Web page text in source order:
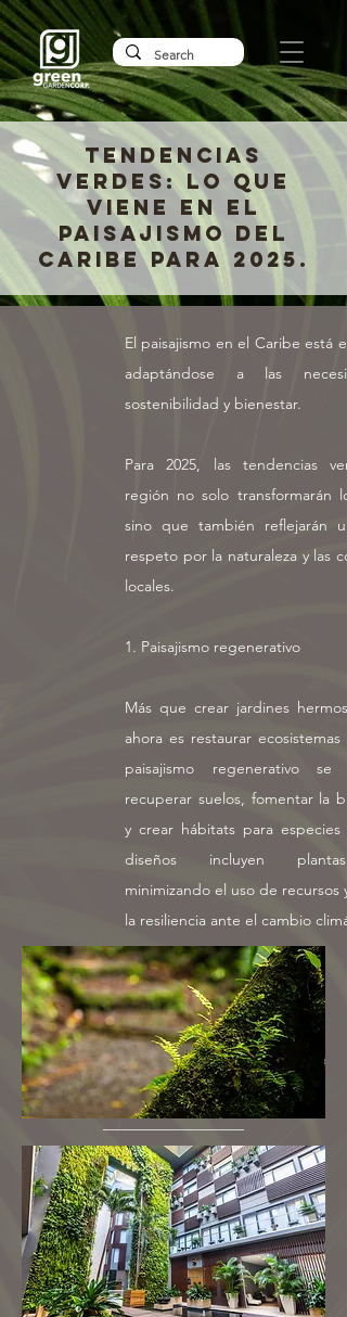
TENDENCIAS
VERDES: LO QUE
VIENE EN EL
PAISAJISMO DEL
CARIBE PARA 2025.
El paisajismo en el Caribe está
adaptándose a las
sostenibilidad y bienestar.
Para 2025, las tendencias
región no solo transformarán
sino que también reflejarán
respeto por la naturaleza y las
locales.
1. Paisajismo regenerativo
Más que crear jardines
ahora es restaurar ecosistemas
paisajismo regenerativo se
recuperar suelos, fomentar la
y crear hábitats para especies
diseños incluyen
minimizando el uso de recursos
la resiliencia ante el cambio